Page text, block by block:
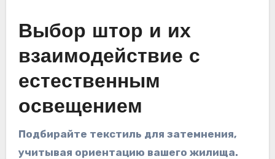
Выбор штор и их
взаимодействие с
естественным
освещением
Подбирайте текстиль для затемнения,
учитывая ориентацию вашего жилища.